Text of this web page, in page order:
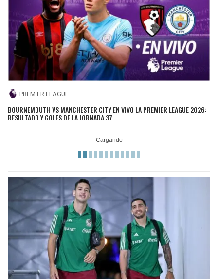
PREMIER LEAGUE
BOURNEMOUTH VS MANCHESTER CITY EN VIVO LA PREMIER LEAGUE 2026:
RESULTADO Y GOLES DE LA JORNADA 37